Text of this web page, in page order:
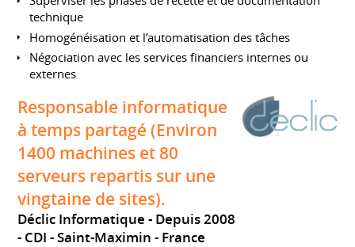
technique
Homogénéisation et l’automatisation des tâches
Négociation avec les services financiers internes ou
externes
Responsable informatique
à temps partagé (Environ
1400 machines et 80
serveurs repartis sur une
vingtaine de sites).
Déclic Informatique
Depuis 2008
CDI
Saint-Maximin France